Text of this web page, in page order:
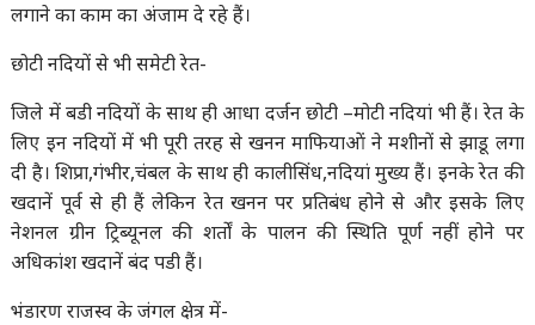
लगाने का काम का अंजाम दे रहे हैं।
छोटी नदियों से भी समेटी रेत-
जिले में बडी नदियों के साथ ही आधा दर्जन छोटी –मोटी नदियां भी हैं। रेत के
लिए इन नदियों में भी पूरी तरह से खनन माफियाओं ने मशीनों से झाडू लगा
दी है। शिप्रा,गंभीर,चंबल के साथ ही कालीसिंध,नदियां मुख्य हैं। इनके रेत की
खदानें पूर्व से ही हैं लेकिन रेत खनन पर प्रतिबंध होने से और इसके लिए
नेशनल ग्रीन ट्रिब्यूनल की शर्तों के पालन की स्थिति पूर्ण नहीं होने पर
अधिकांश खदानें बंद पडी हैं।
भंडारण राजस्व के जंगल क्षेत्र में-